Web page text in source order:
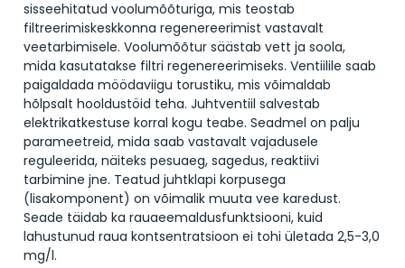
sisseehitatud voolumõõturiga, mis teostab
filtreerimiskeskkonna regenereerimist vastavalt
veetarbimisele. Voolumõõtur säästab vett ja soola,
mida kasutatakse filtri regenereerimiseks. Ventiilile saab
paigaldada möödaviigu torustiku, mis võimaldab
hõlpsalt hooldustöid teha. Juhtventiil salvestab
elektrikatkestuse korral kogu teabe. Seadmel on palju
parameetreid, mida saab vastavalt vajadusele
reguleerida, näiteks pesuaeg, sagedus, reaktiivi
tarbimine jne. Teatud juhtklapi korpusega
(lisakomponent) on võimalik muuta vee karedust.
Seade täidab ka rauaeemaldusfunktsiooni, kuid
lahustunud raua kontsentratsioon ei tohi ületada 2,5-3,0
mg/l.